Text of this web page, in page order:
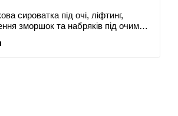
сироватка під очі, ліфтинг,
зморшок та набряків під очима,